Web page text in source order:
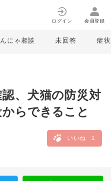
ログイン 会員登録
にゃ相談 未回答 症状
認、犬猫の防災対
らできること
いいね 1